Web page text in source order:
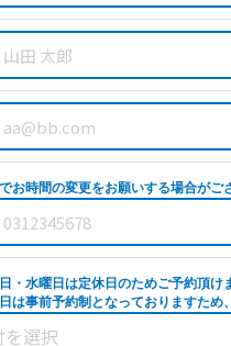
お時間の変更をお願いする場合がご
・水曜日は定休日のためご予約頂け
は事前予約制となっておりますため